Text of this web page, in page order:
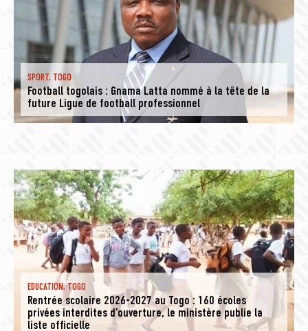
SPORT, TOGO
Football togolais : Gnama Latta nommé à la tête de la
future Ligue de football professionnel
EDUCATION,TOGO
Rentrée scolaire 2026-2027 au Togo : 160 écoles
privées interdites d’ouverture, le ministère publie la
liste officielle